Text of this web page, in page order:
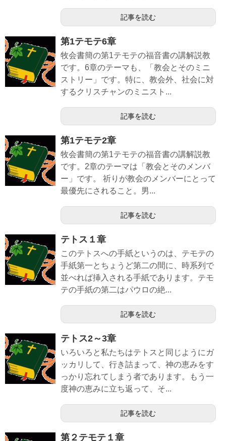
記事を読む
第1テモテ6章
牧会書簡の第1テモテの福音書の講解説教
です。6章のテーマも、「教会とそのミニ
ストリー」です。特に、教会外、社会に対
するクリスチャンのミニスト...
記事を読む
第1テモテ2章
牧会書簡の第1テモテの福音書の講解説教
です。2章のテーマは「教会とそのメンバ
ー」です。 祈りが教会のメンバーにとって
最優先にされること。男...
記事を読む
テトス１章
このテトスへの手紙というのは、テモテの
手紙第一とちょうど第二の間に、時系列で
並べれば挿入される手紙であります。テモ
テの手紙の第二はパウロの絶...
記事を読む
テトス2～3章
いろいろと私たちはテトスと同じようにガ
ッカリして、行き詰まって、神の恵みをす
っかり忘れてしまう者であります。もう一
度神の恵みに立ち返って、そ...
記事を読む
第２テモテ１章